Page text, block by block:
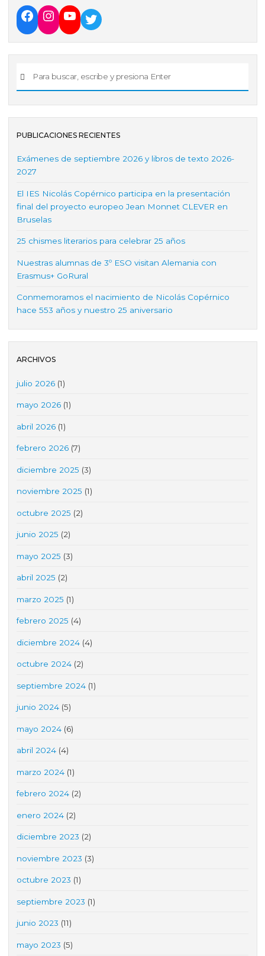
k
PUBLICACIONES RECIENTES
Exámenes de septiembre 2026 y libros de texto 2026-
2027
El IES Nicolás Copérnico participa en la presentación
final del proyecto europeo Jean Monnet CLEVER en
Bruselas
25 chismes literarios para celebrar 25 años
Nuestras alumnas de 3º ESO visitan Alemania con
Erasmus+ GoRural
Conmemoramos el nacimiento de Nicolás Copérnico
hace 553 años y nuestro 25 aniversario
ARCHIVOS
julio 2026 (1)
mayo 2026 (1)
abril 2026 (1)
febrero 2026 (7)
diciembre 2025 (3)
noviembre 2025 (1)
octubre 2025 (2)
junio 2025 (2)
mayo 2025 (3)
abril 2025 (2)
marzo 2025 (1)
febrero 2025 (4)
diciembre 2024 (4)
octubre 2024 (2)
septiembre 2024 (1)
junio 2024 (5)
mayo 2024 (6)
abril 2024 (4)
marzo 2024 (1)
febrero 2024 (2)
enero 2024 (2)
diciembre 2023 (2)
noviembre 2023 (3)
octubre 2023 (1)
septiembre 2023 (1)
junio 2023 (11)
mayo 2023 (5)